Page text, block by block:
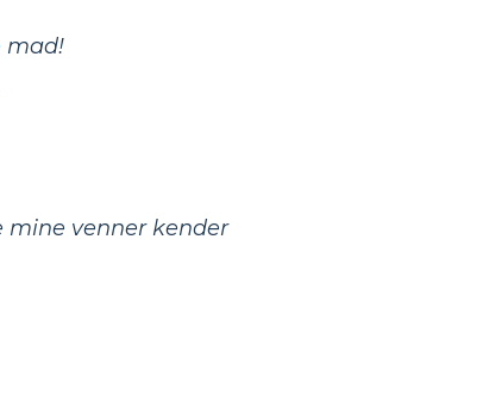
mad!
mine venner kender